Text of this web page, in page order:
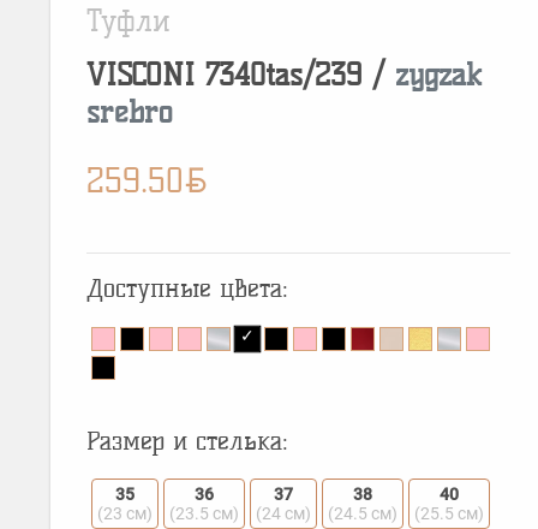
Туфли
VISCONI 7340tas/239 / zygzak
srebro
259.50BYN
Доступные цвета:
Размер и стелька:
35
(23 см)
36
(23.5 см)
37
(24 см)
38
(24.5 см)
40
(25.5 см)